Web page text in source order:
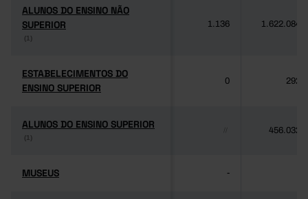
ALUNOS DO ENSINO NÃO
SUPERIOR
(1)
ALUNOS DO ENSINO NÃO
SUPERIOR
(1)
1.136 1.622.084
ESTABELECIMENTOS DO
ENSINO SUPERIOR
ESTABELECIMENTOS DO
ENSINO SUPERIOR
0 292
ALUNOS DO ENSINO SUPERIOR
(1)
ALUNOS DO ENSINO SUPERIOR
(1)
456.032
MUSEUS
MUSEUS -